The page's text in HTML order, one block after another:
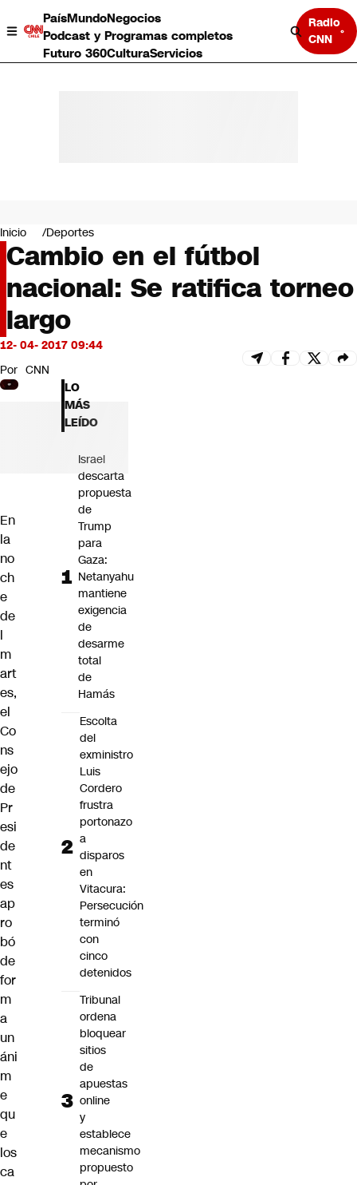
PaísMundoNegocios
Podcast y Programas completos
Futuro 360CulturaServicios
Radio
CNN
Negocios
Deportes
Programas completos
Cultura
Servicios
Bits
CNN Data
CNN tiempo
Futuro 360
Opinión
Inicio Deportes
Cambio en el fútbol
nacional: Se ratifica torneo
largo
12- 04- 2017 09:44
Por CNN
En
la
no
ch
e
de
l
m
art
es,
el
Co
ns
ejo
de
Pr
esi
de
nt
es
ap
ro
bó
de
for
m
a
un
áni
m
e
qu
e
los
ca
LO
MÁS
LEÍDO
Israel
descarta
propuesta
de
Trump
para
Gaza:
Netanyahu
mantiene
exigencia
de
desarme
total
de
Hamás
Escolta
del
exministro
Luis
Cordero
frustra
portonazo
a
disparos
en
Vitacura:
Persecución
terminó
con
cinco
detenidos
Tribunal
ordena
bloquear
sitios
de
apuestas
online
y
establece
mecanismo
propuesto